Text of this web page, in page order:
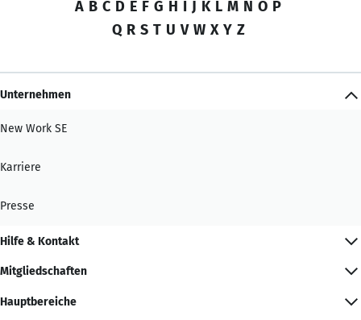
A B C D E F G H I J K L M N O P
Q R S T U V W X Y Z
Unternehmen
New Work SE
Karriere
Presse
Hilfe & Kontakt
Mitgliedschaften
Hauptbereiche